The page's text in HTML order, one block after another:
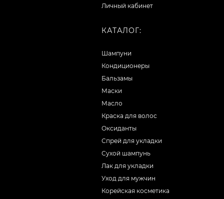
Личный кабинет
КАТАЛОГ:
Шампуни
Кондиционеры
Бальзамы
Маски
Масло
Краска для волос
Оксиданты
Спрей для укладки
Сухой шампунь
Лак для укладки
Уход для мужчин
Корейская косметика